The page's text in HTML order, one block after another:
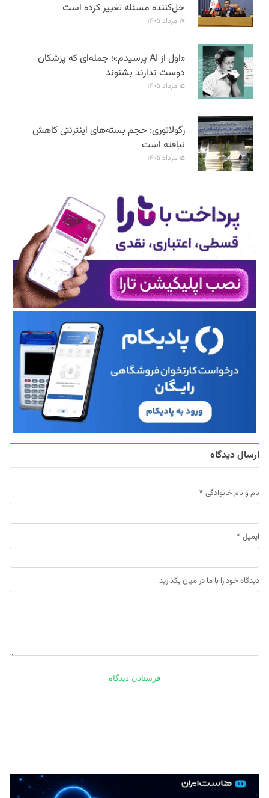
حل‌کننده مسئله تغییر کرده است
۱۷ مرداد ۱۴۰۵
«اول از AI پرسیدم»؛ جمله‌ای که پزشکان
دوست ندارند بشنوند
۱۵ مرداد ۱۴۰۵
رگولاتوری: حجم بسته‌های اینترنتی کاهش
نیافته است
۱۵ مرداد ۱۴۰۵
ارسال دیدگاه
نام و نام خانوادگی *
ایمیل *
دیدگاه خود را با ما در میان بگذارید